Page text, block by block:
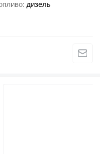
дизель